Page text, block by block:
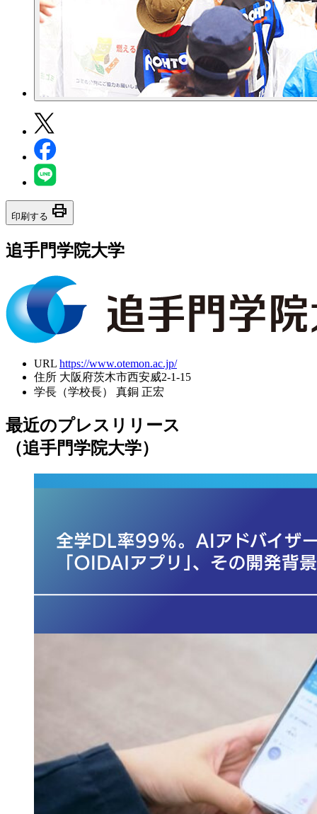
印刷する print
追手門学院大学
URL https://www.otemon.ac.jp/
住所 大阪府茨木市西安威2-1-15
学長（学校長）
真銅 正宏
最近のプレスリリース
（追手門学院大学）